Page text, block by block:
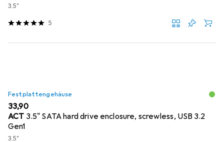
3.5"
5
Festplattengehäuse
EUR
33,90
ACT 3.5" SATA hard drive enclosure, screwless, USB 3.2
Gen1
3.5"